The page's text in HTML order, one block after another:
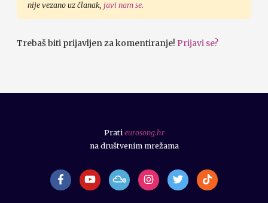
nije vezano uz članak, javi nam se.
Trebaš biti prijavljen za komentiranje! Prijavi se?
Prati eurosong.hr
na društvenim mrežama